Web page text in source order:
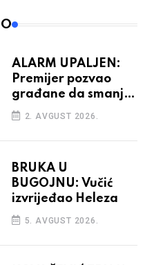
ALARM UPALJEN:
Premijer pozvao
građane da smanje
potrošnju struje
2. AVGUST 2026.
BRUKA U
BUGOJNU: Vučić
izvrijeđao Heleza
5. AVGUST 2026.